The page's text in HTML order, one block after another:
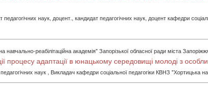
наук, доцент., кандидат педагогічних наук, доцент кафедри
реабілітаційна академія" Запорізької обласної ради міста
процесу адаптації в юнацькому середовищі молоді з
наук , Викладач кафедри соціальної педагогіки КВНЗ "Хортицька